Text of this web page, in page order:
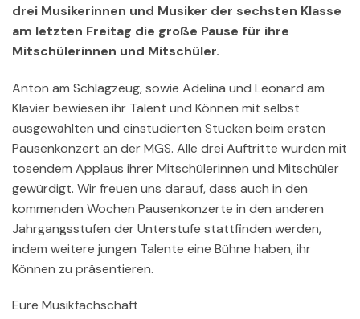
drei Musikerinnen und Musiker der sechsten Klasse
am letzten Freitag die große Pause für ihre
Mitschülerinnen und Mitschüler.
Anton am Schlagzeug, sowie Adelina und Leonard am
Klavier bewiesen ihr Talent und Können mit selbst
ausgewählten und einstudierten Stücken beim ersten
Pausenkonzert an der MGS. Alle drei Auftritte wurden mit
tosendem Applaus ihrer Mitschülerinnen und Mitschüler
gewürdigt. Wir freuen uns darauf, dass auch in den
kommenden Wochen Pausenkonzerte in den anderen
Jahrgangsstufen der Unterstufe stattfinden werden,
indem weitere jungen Talente eine Bühne haben, ihr
Können zu präsentieren.
Eure Musikfachschaft